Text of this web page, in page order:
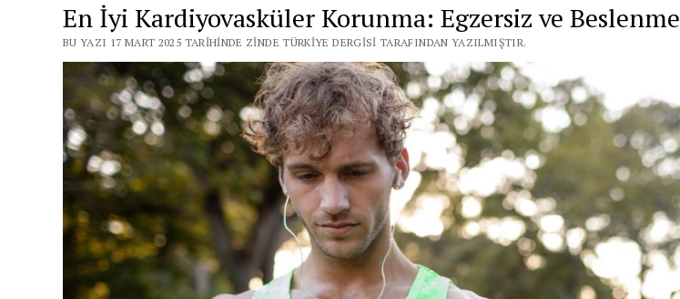
En İyi Kardiyovasküler Korunma: Egzersiz ve Beslenme
BU YAZI 17 MART 2025 TARIHINDE ZINDE TÜRKIYE DERGISI TARAFINDAN YAZILMIŞTIR.